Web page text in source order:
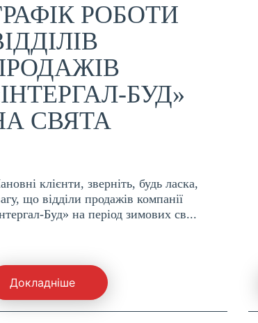
РОБОТИ
БУД»
СВЯТА
клієнти, зверніть, будь ласка,
що відділи продажів компанії
Буд» на період зимових св...
Докладніше